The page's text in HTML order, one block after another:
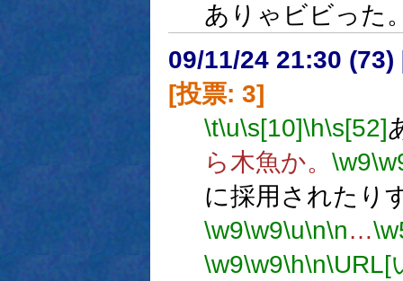
ありゃビビった
09/11/24 21:30 (73)
[投票: 3]
\t\u\s[10]\h\s[52]
ら木魚か。 \w9
に採用されたり
\w9\w9\u\n\n…
\w9\w9\h\n\URL[